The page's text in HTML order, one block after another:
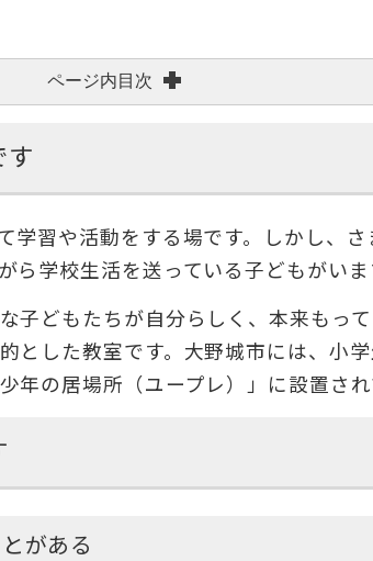
ページ内目次
す
学習や活動をする場です。しかし、
学校生活を送っている子どもがいま
子どもたちが自分らしく、本来もっ
とした教室です。大野城市には、小
の居場所（ユープレ）」に設置され
がある